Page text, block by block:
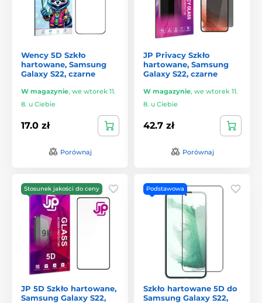
Wency 5D Szkło
hartowane, Samsung
Galaxy S22, czarne
W magazynie, we wtorek 11.
8. u Ciebie
17.0 zł
Porównaj
JP Privacy Szkło
hartowane, Samsung
Galaxy S22, czarne
W magazynie, we wtorek 11.
8. u Ciebie
42.7 zł
Porównaj
Stosunek jakości do ceny
JP 5D Szkło hartowane,
Samsung Galaxy S22,
Podstawowa
Szkło hartowane 5D do
Samsung Galaxy S22,